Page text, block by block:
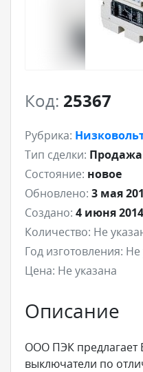
Код: 25367
Рубрика:
Тип сделки: Продажа
Состояние: новое
Обновлено: 3 мая
Создано: 4 июня
Количество: Не
Год изготовления: Не
Цена: Не указана
Описание
ООО ПЭК предлагает
выключатели по